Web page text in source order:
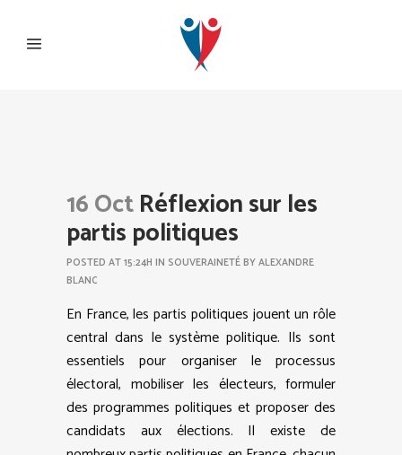
16 OctRéflexion sur les
partis politiques
POSTED AT 15:24H IN SOUVERAINETÉBYALEXANDRE
BLANC
En France, les partis politiques jouent un rôle
central dans le système politique. Ils sont
essentiels pour organiser le processus
électoral, mobiliser les électeurs, formuler
des programmes politiques et proposer des
candidats aux élections. Il existe de